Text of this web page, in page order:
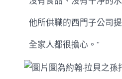
他所供職的西門子公司
全家人都很擔心。”